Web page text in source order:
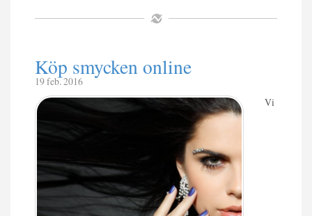
Köp smycken online
19 feb. 2016
Vi